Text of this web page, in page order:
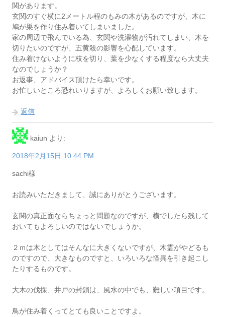
関があります。
玄関のすぐ横に2メートル程のもみの木があるのですが、木に
鳩が巣を作り住み着いてしまいました。
家の周辺で飛んでいる為、玄関や洗濯物が汚れてしまい、木を
切りたいのですが、五黄殺の影響を心配しています。
住み着けないように枝を切り、葉を少なくする程度なら大丈夫
なのでしょうか？
お返事、アドバイス頂けたら幸いです。
お忙しいところ恐れいりますが、よろしくお願い致します。
返信
kaiun より:
2018年2月15日 10:44 PM
sachi様
お読みいただきまして、誠にありがとうございます。
玄関の真正面ならちょっと問題なのですが、横でしたら残して
おいてもよろしいのではないでしょうか。
２ｍは木としてはそんなに大きくないですが、木霊がやどるも
のですので、大きなものですと、いろいろな怪異を引き起こし
たりするものです。
大木の伐採、井戸の封鎖は、風水の中でも、難しい項目です。
鳥が住み着くってとても良いことですよ。